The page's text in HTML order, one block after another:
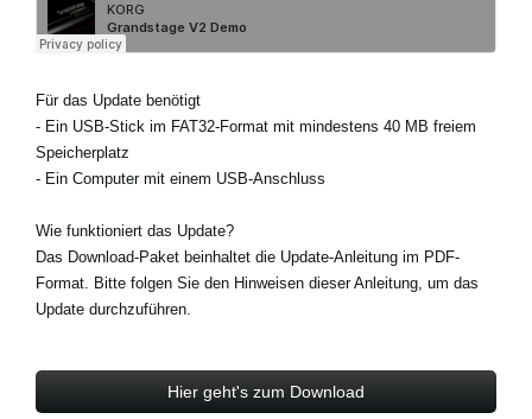
Für das Update benötigt
- Ein USB-Stick im FAT32-Format mit mindestens 40 MB freiem
Speicherplatz
- Ein Computer mit einem USB-Anschluss
Wie funktioniert das Update?
Das Download-Paket beinhaltet die Update-Anleitung im PDF-
Format. Bitte folgen Sie den Hinweisen dieser Anleitung, um das
Update durchzuführen.
Hier geht's zum Download